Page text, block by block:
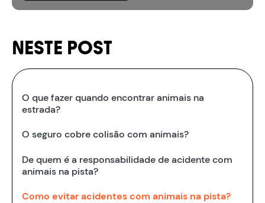
NESTE POST
O que fazer quando encontrar animais na
estrada?
O seguro cobre colisão com animais?
De quem é a responsabilidade de acidente com
animais na pista?
Como evitar acidentes com animais na pista?